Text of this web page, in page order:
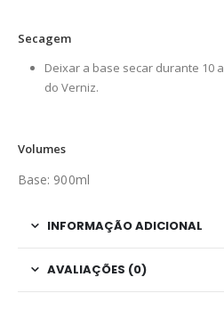
Secagem
Deixar a base secar durante 10
do Verniz.
Volumes
Base: 900ml
INFORMAÇÃO ADICIONAL
AVALIAÇÕES (0)